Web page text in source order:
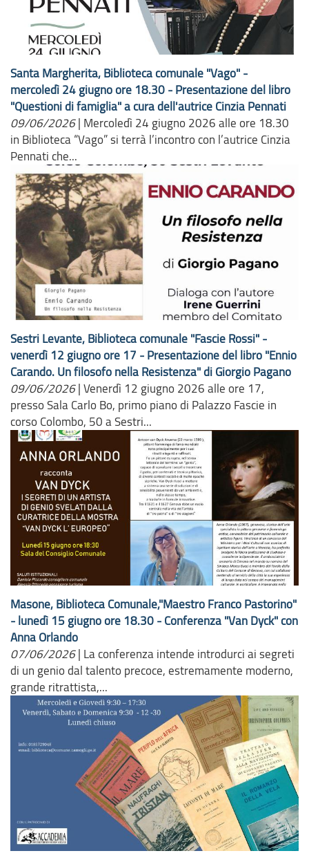
Santa Margherita, Biblioteca comunale "Vago" -
mercoledì 24 giugno ore 18.30 - Presentazione del libro
"Questioni di famiglia" a cura dell'autrice Cinzia Pennati
09/06/2026 | Mercoledì 24 giugno 2026 alle ore 18.30
in Biblioteca “Vago” si terrà l’incontro con l’autrice Cinzia
Pennati che...
Sestri Levante, Biblioteca comunale "Fascie Rossi" -
venerdì 12 giugno ore 17 - Presentazione del libro "Ennio
Carando. Un filosofo nella Resistenza" di Giorgio Pagano
09/06/2026 | Venerdì 12 giugno 2026 alle ore 17,
presso Sala Carlo Bo, primo piano di Palazzo Fascie in
corso Colombo, 50 a Sestri...
Masone, Biblioteca Comunale,"Maestro Franco Pastorino"
- lunedì 15 giugno ore 18.30 - Conferenza "Van Dyck" con
Anna Orlando
07/06/2026 | La conferenza intende introdurci ai segreti
di un genio dal talento precoce, estremamente moderno,
grande ritrattista,...